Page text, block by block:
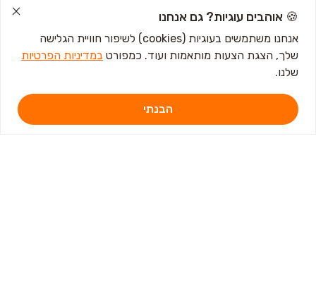
טבלאות שכר
כתבות ומדריכים
🍪 אוהבים עוגיות? גם אנחנו
אנחנו משתמשים בעוגיות (cookies) לשיפור חוויית הגלישה
שלך, הצגת הצעות מותאמות ועוד. כמפורט במדיניות הפרטיות
שלנו.
הבנתי